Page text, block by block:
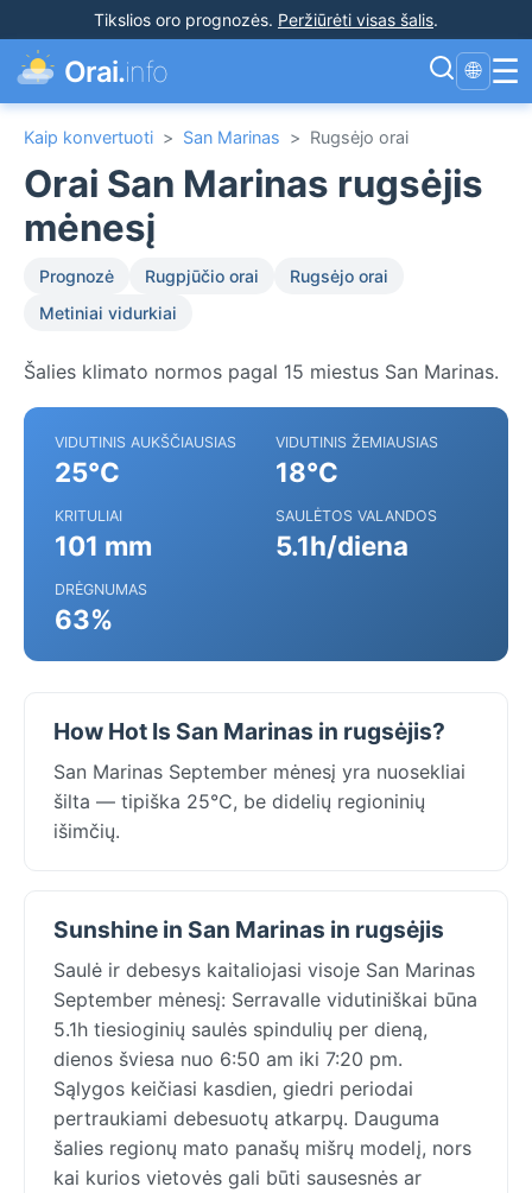
Tikslios oro prognozės. Peržiūrėti visas šalis.
Orai.info 🌐 ☰
Kaip konvertuoti > San Marinas > Rugsėjo orai
Orai San Marinas rugsėjis
mėnesį
Prognozė Rugpjūčio orai
Rugsėjo orai
Metiniai vidurkiai
Šalies klimato normos pagal 15 miestus San Marinas.
VIDUTINIS AUKŠČIAUSIAS
25°C
VIDUTINIS ŽEMIAUSIAS
18°C
KRITULIAI
101 mm
SAULĖTOS VALANDOS
5.1h/diena
DRĖGNUMAS
63%
How Hot Is San Marinas in rugsėjis?
San Marinas September mėnesį yra nuosekliai
šilta — tipiška 25°C, be didelių regioninių
išimčių.
Sunshine in San Marinas in rugsėjis
Saulė ir debesys kaitaliojasi visoje San Marinas
September mėnesį: Serravalle vidutiniškai būna
5.1h tiesioginių saulės spindulių per dieną,
dienos šviesa nuo 6:50 am iki 7:20 pm.
Sąlygos keičiasi kasdien, giedri periodai
pertraukiami debesuotų atkarpų. Dauguma
šalies regionų mato panašų mišrų modelį, nors
kai kurios vietovės gali būti sausesnės ar